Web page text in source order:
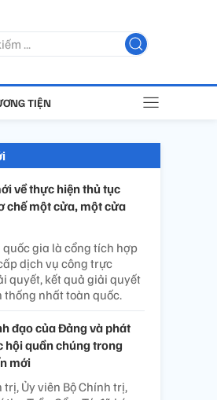
TIỆN
về thực hiện thủ tục
chế một cửa, một cửa
quốc gia là cổng tích hợp
dịch vụ công trực
quyết, kết quả giải quyết
nhất toàn quốc.
đạo của Đảng và phát
hội quần chúng trong
mới
Ủy viên Bộ Chính trị,